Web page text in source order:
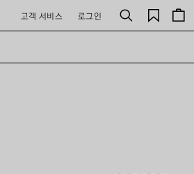
고객 서비스 로그인
검
색
품